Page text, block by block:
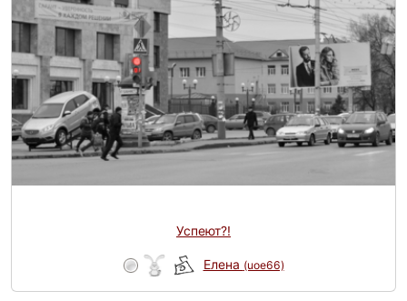
Успеют?!
Елена (uoe66)